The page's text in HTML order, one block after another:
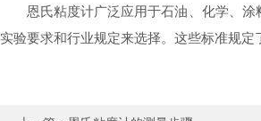
恩氏粘度计广泛应用于石油、化学、
实验要求和行业规定来选择。这些标准规